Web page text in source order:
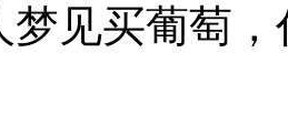
梦见买葡萄